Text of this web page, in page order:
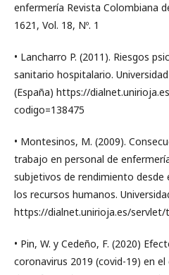
enfermería Revista Colombiana
1621, Vol. 18, Nº. 1
• Lancharro P. (2011). Riesgos
sanitario hospitalario.
(España) https://
codigo=138475
• Montesinos, M. (2009).
trabajo en personal de
subjetivos de rendimiento desde
los recursos humanos.
https://dialnet.unirioja.es/servlet/
• Pin, W. y Cedeño, F. (2020)
coronavirus 2019 (covid-19) en